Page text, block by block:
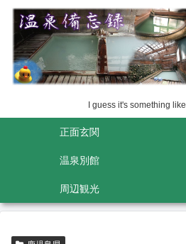
I guess it's something
正面玄関
温泉別館
周辺観光